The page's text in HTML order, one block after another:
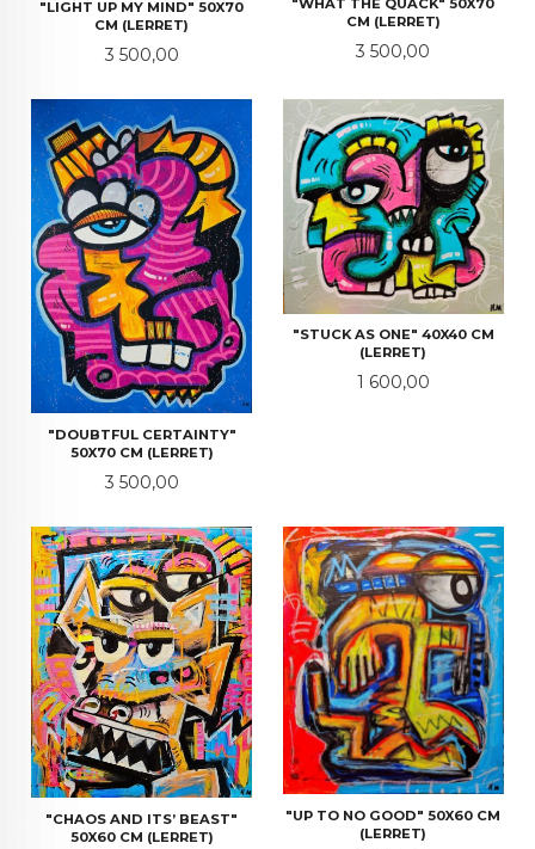
"LIGHT UP MY MIND" 50X70
CM (LERRET)
Pris
3 500,00
"WHAT THE QUACK" 50X70
CM (LERRET)
Pris
3 500,00
"DOUBTFUL CERTAINTY"
50X70 CM (LERRET)
Pris
3 500,00
"STUCK AS ONE" 40X40 CM
(LERRET)
Pris
1 600,00
"CHAOS AND ITS’ BEAST"
50X60 CM (LERRET)
"UP TO NO GOOD" 50X60 CM
(LERRET)